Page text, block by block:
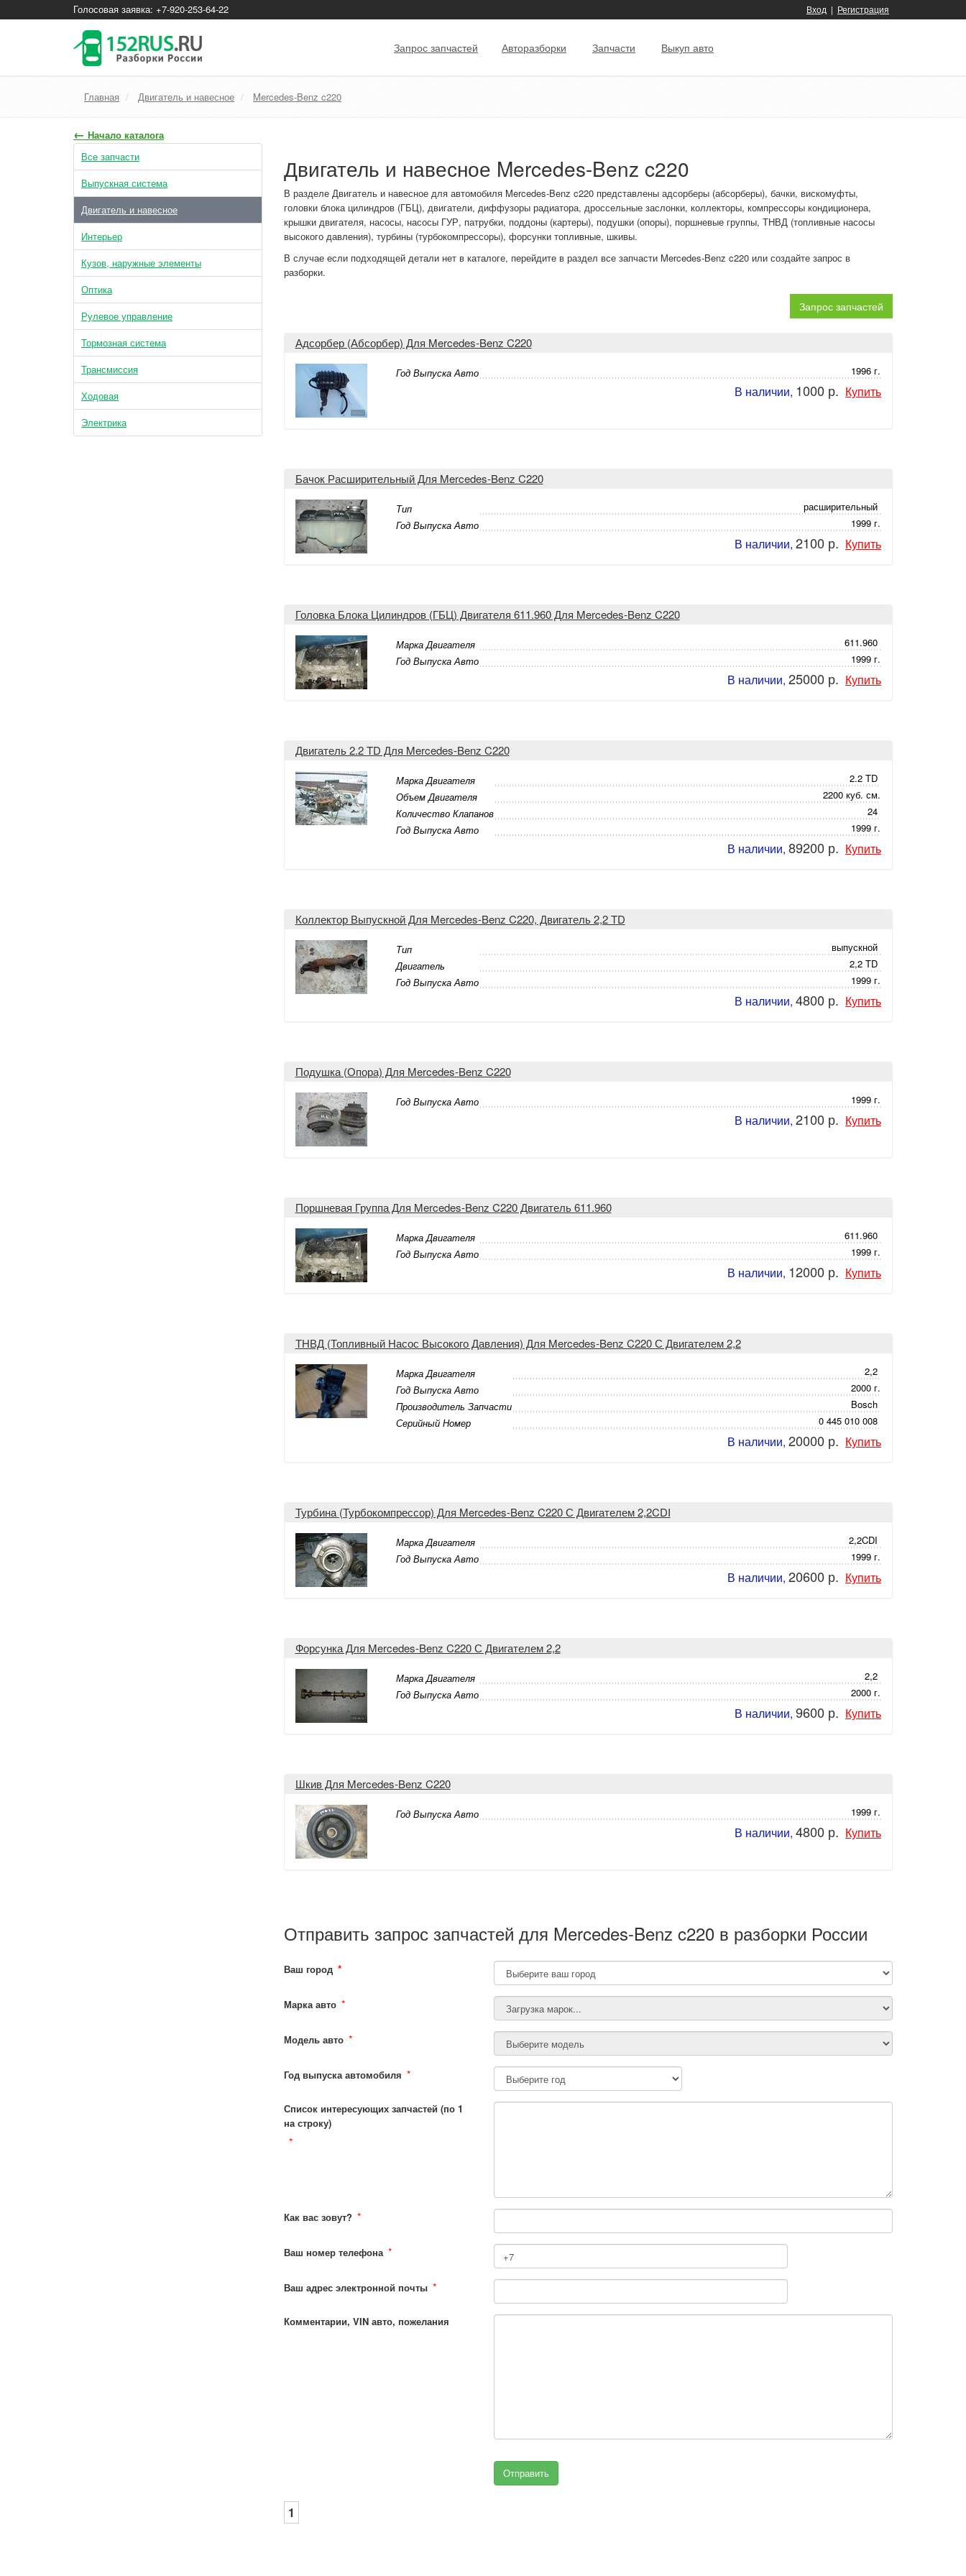
Голосовая заявка: +7-920-253-64-22 Вход | Регистрация
Запрос запчастей Авторазборки Запчасти Выкуп авто
Главная Двигатель и навесное Mercedes-Benz c220
← Начало каталога
Все запчасти
Выпускная система
Двигатель и навесное
Интерьер
Кузов, наружные элементы
Оптика
Рулевое управление
Тормозная система
Трансмиссия
Ходовая
Электрика
Двигатель и навесное Mercedes-Benz c220
В разделе Двигатель и навесное для автомобиля Mercedes-Benz c220 представлены адсорберы (абсорберы), бачки, вискомуфты,
головки блока цилиндров (ГБЦ), двигатели, диффузоры радиатора, дроссельные заслонки, коллекторы, компрессоры кондиционера,
крышки двигателя, насосы, насосы ГУР, патрубки, поддоны (картеры), подушки (опоры), поршневые группы, ТНВД (топливные насосы
высокого давления), турбины (турбокомпрессоры), форсунки топливные, шкивы.
В случае если подходящей детали нет в каталоге, перейдите в раздел все запчасти Mercedes-Benz c220 или создайте запрос в
разборки.
Запрос запчастей
Адсорбер (Абсорбер) Для Mercedes-Benz C220
Год Выпуска Авто 1996 г.
В наличии, 1000 р. Купить
Бачок Расширительный Для Mercedes-Benz C220
Тип
расширительный
Год Выпуска Авто
1999 г.
В наличии, 2100 р. Купить
Головка Блока Цилиндров (ГБЦ) Двигателя 611.960 Для Mercedes-Benz C220
Марка Двигателя
611.960
Год Выпуска Авто
1999 г.
В наличии, 25000 р. Купить
Двигатель 2.2 TD Для Mercedes-Benz C220
Марка Двигателя
2.2 TD
Объем Двигателя
2200 куб. см.
Количество Клапанов
24
Год Выпуска Авто
1999 г.
В наличии, 89200 р. Купить
Коллектор Выпускной Для Mercedes-Benz C220, Двигатель 2,2 TD
Тип
выпускной
Двигатель
2,2 TD
Год Выпуска Авто
1999 г.
В наличии, 4800 р. Купить
Подушка (Опора) Для Mercedes-Benz C220
Год Выпуска Авто 1999 г.
В наличии, 2100 р. Купить
Поршневая Группа Для Mercedes-Benz C220 Двигатель 611.960
Марка Двигателя
611.960
Год Выпуска Авто
1999 г.
В наличии, 12000 р. Купить
ТНВД (Топливный Насос Высокого Давления) Для Mercedes-Benz C220 С Двигателем 2,2
Марка Двигателя
2,2
Год Выпуска Авто
2000 г.
Производитель Запчасти
Bosch
Серийный Номер
0 445 010 008
В наличии, 20000 р. Купить
Турбина (Турбокомпрессор) Для Mercedes-Benz C220 С Двигателем 2,2CDI
Марка Двигателя
2,2CDI
Год Выпуска Авто
1999 г.
В наличии, 20600 р. Купить
Форсунка Для Mercedes-Benz C220 С Двигателем 2,2
Марка Двигателя
2,2
Год Выпуска Авто
2000 г.
В наличии, 9600 р. Купить
Шкив Для Mercedes-Benz C220
Год Выпуска Авто 1999 г.
В наличии, 4800 р. Купить
Отправить запрос запчастей для Mercedes-Benz c220 в разборки России
Ваш город *
Марка авто *
Модель авто *
Год выпуска автомобиля *
Список интересующих запчастей (по 1
на строку)
*
Как вас зовут? *
Ваш номер телефона *
Ваш адрес электронной почты *
Комментарии, VIN авто, пожелания
1